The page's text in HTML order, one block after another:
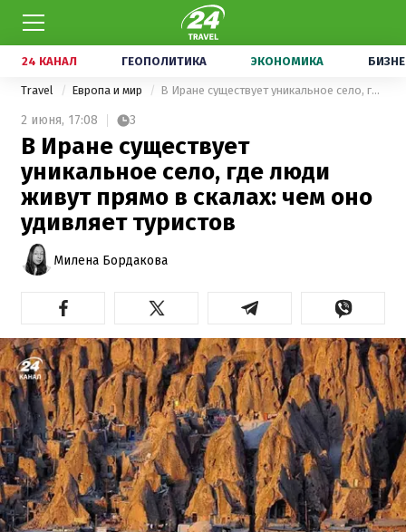
24 КАНАЛ ГЕОПОЛИТИКА ЭКОНОМИКА
Travel Европа и мир В Иране существует уникальное село, где люди живут прямо в скалах: чем оно удивляет туристов
2 июня, 17:08 3
В Иране существует
уникальное село, где люди
живут прямо в скалах: чем оно
удивляет туристов
Милена Бордакова